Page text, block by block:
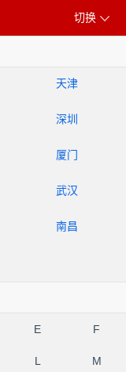
切换
天津
深圳
厦门
武汉
南昌
E F
L M